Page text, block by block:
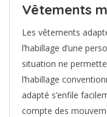
Vêtements
Les vêtements
l’habillage d’une
situation ne
l’habillage
adapté s’enfile
compte des